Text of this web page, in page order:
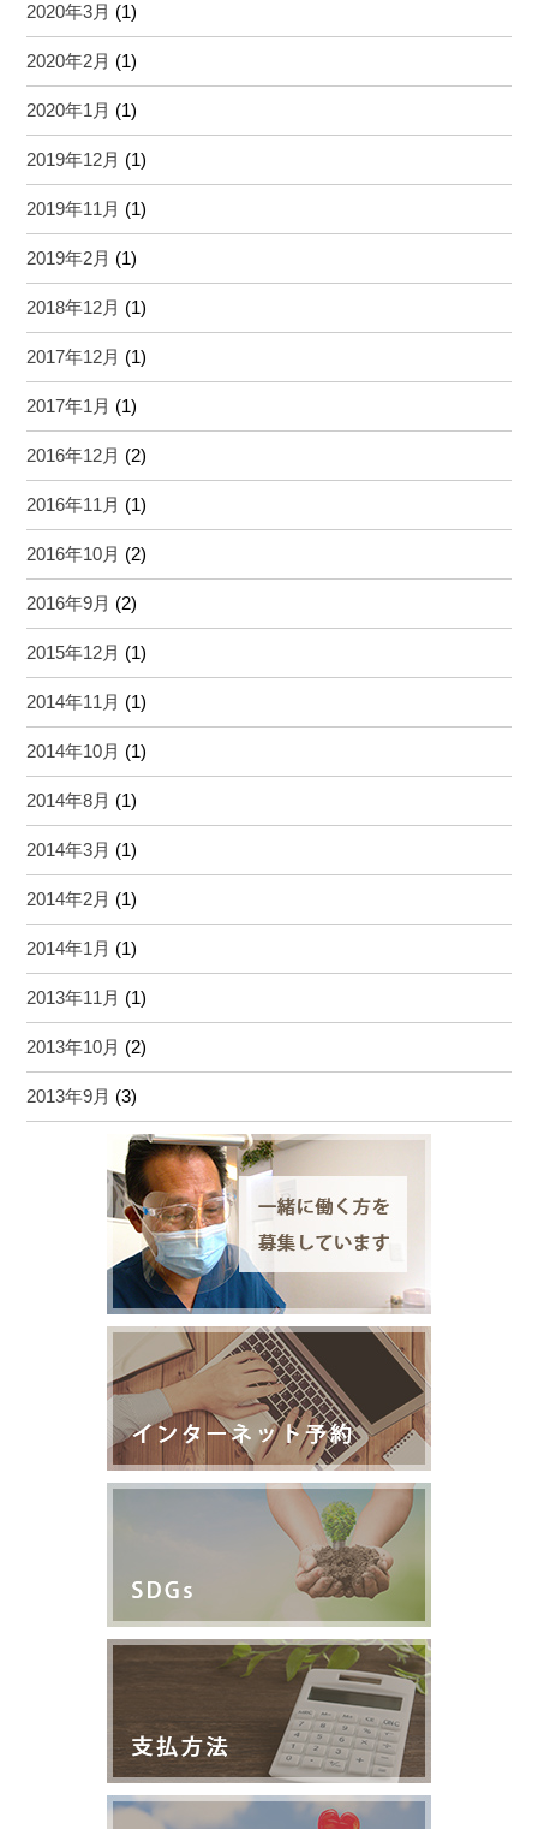
2020年3月 (1)
2020年2月 (1)
2020年1月 (1)
2019年12月 (1)
2019年11月 (1)
2019年2月 (1)
2018年12月 (1)
2017年12月 (1)
2017年1月 (1)
2016年12月 (2)
2016年11月 (1)
2016年10月 (2)
2016年9月 (2)
2015年12月 (1)
2014年11月 (1)
2014年10月 (1)
2014年8月 (1)
2014年3月 (1)
2014年2月 (1)
2014年1月 (1)
2013年11月 (1)
2013年10月 (2)
2013年9月 (3)